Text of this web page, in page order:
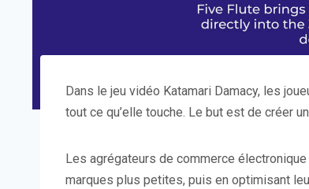
Dans le jeu vidéo Katamari Damacy, les
tout ce qu’elle touche. Le but est de créer
Les agrégateurs de commerce
marques plus petites, puis en optimisant